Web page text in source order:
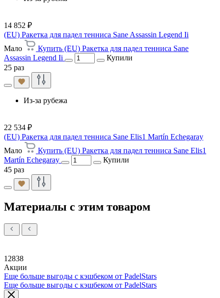
14 852 ₽
(EU) Ракетка для падел тенниса Sane Assassin Legend Ii
Мало
Купить (EU) Ракетка для падел тенниса Sane
Assassin Legend Ii
Купили
25 раз
Из-за рубежа
22 534 ₽
(EU) Ракетка для падел тенниса Sane Elis1 Martín Echegaray
Мало
Купить (EU) Ракетка для падел тенниса Sane Elis1
Martín Echegaray
Купили
45 раз
Материалы с этим товаром
12838
Акции
Еще больше выгоды с кэшбеком от PadelStars
Еще больше выгоды с кэшбеком от PadelStars